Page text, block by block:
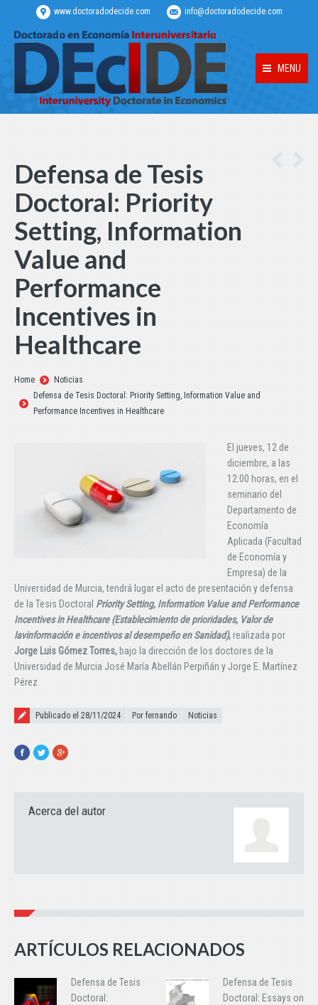
www.doctoradodecide.com info@doctoradodecide.com
MENU
Defensa de Tesis
Doctoral: Priority
Setting, Information
Value and
Performance
Incentives in
Healthcare
Estás aquí:
Home
Noticias
Defensa de Tesis Doctoral: Priority Setting, Information Value and
Performance Incentives in Healthcare
El jueves, 12 de
diciembre, a las
12:00 horas, en el
seminario del
Departamento de
Economía
Aplicada (Facultad
de Economía y
Empresa) de la
Universidad de Murcia, tendrá lugar el acto de presentación y defensa
de la Tesis Doctoral Priority Setting, Information Value and Performance
Incentives in Healthcare (Establecimiento de prioridades, Valor de
lavinformación e incentivos al desempeño en Sanidad), realizada por
Jorge Luis Gómez Torres, bajo la dirección de los doctores de la
Universidad de Murcia José María Abellán Perpiñán y Jorge E. Martínez
Pérez.
Publicado el
Publicado el 28/11/2024 Por fernando Noticias
Facebook
TwitterGoogle+
Acerca del autor
ARTÍCULOS RELACIONADOS
Defensa de Tesis
Doctoral:
Defensa de Tesis
Doctoral: Essays on